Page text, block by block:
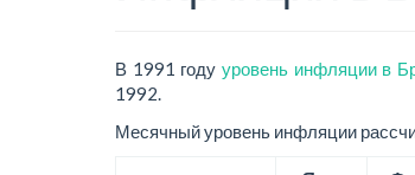
В 1991 году уровень инфляции в
1992.
Месячный уровень инфляции